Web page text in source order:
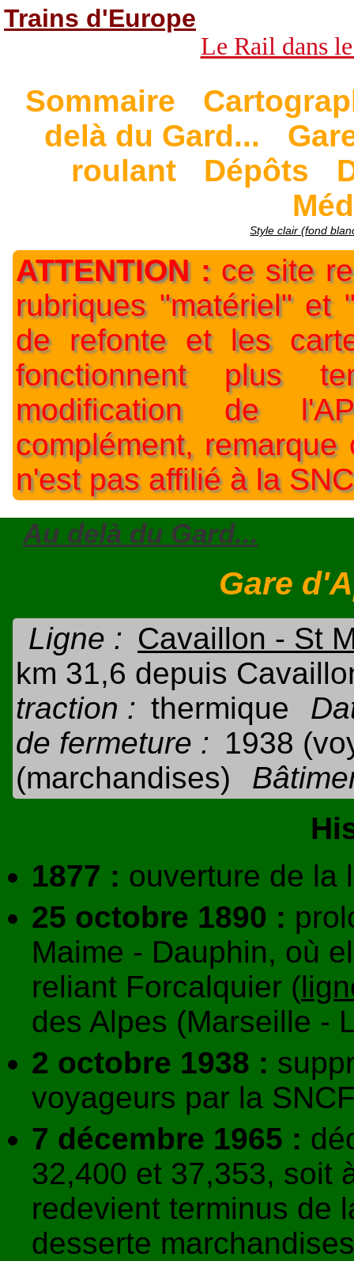
Trains d'Europe
Le Rail dans
Sommaire
delà du Gard...
roulant
Dépôts
Style clair (fond
ATTENTION :ce site
rubriques "matériel" et
de refonte et les
fonctionnent plus
modification de
complément,
n'est pas affilié à la
Au delà du Gard...
Gare
Ligne : Cavaillon - St
km 31,6 depuis
traction : thermique
de fermeture : 1938
(marchandises)
1877 : ouverture de la
25 octobre 1890 :
Maime - Dauphin, où
reliant Forcalquier (
des Alpes (Marseille -
2 octobre 1938 :
voyageurs par la
7 décembre 1965 :
32,400 et 37,353, soit
redevient terminus de
desserte